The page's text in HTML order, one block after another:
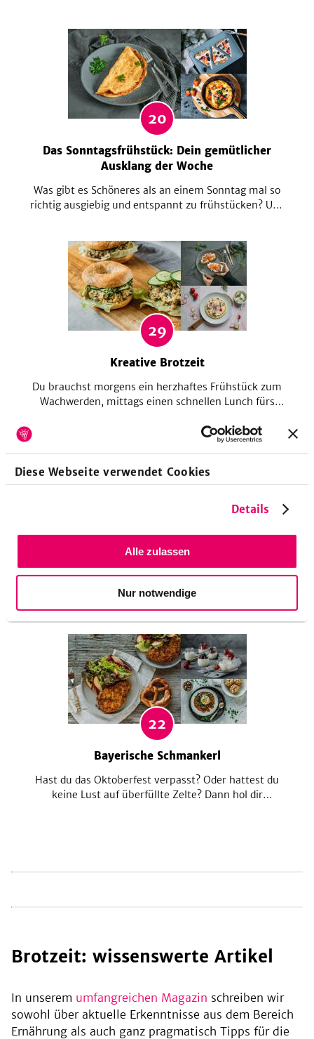
Diese Webseite verwendet Cookies
Details
Alle zulassen
Nur notwendige
Krautsalat und zünftigem Obazda bis hin zum
bayerischen Knödelsalat fehlt es hier an nichts.
20
Das Sonntagsfrühstück: Dein gemütlicher
Ausklang der Woche
Was gibt es Schöneres als an einem Sonntag mal so
richtig ausgiebig und entspannt zu frühstücken? Und
oder ein außergewöhnlicher Belag für dein Brötchen,
hier findest du viele Ideen zum Schlemmen!
29
Kreative Brotzeit
Du brauchst morgens ein herzhaftes Frühstück zum
Wachwerden, mittags einen schnellen Lunch fürs
Dann bist du hier genau richtig, denn hier findest du
raffiniert belegte Brote, die fast zu schön zum
Brot und Brötchen für deinen Tag
heimischen Ofen? Du hast noch nie dein Brot selber
gebacken? Dann aber schnell! Wir liefern dir die
Sauerteig & Co.
22
Bayerische Schmankerl
Hast du das Oktoberfest verpasst? Oder hattest du
keine Lust auf überfüllte Zelte? Dann hol dir
Brotzeit: wissenswerte Artikel
In unserem umfangreichen Magazin schreiben wir
sowohl über aktuelle Erkenntnisse aus dem Bereich
Ernährung als auch ganz pragmatisch Tipps für die